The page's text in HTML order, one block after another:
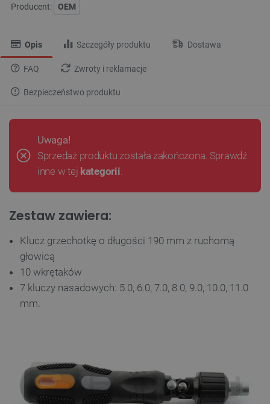
Producent: OEM
Opis Szczegóły produktu Dostawa
FAQ Zwroty i reklamacje
Bezpieczeństwo produktu
Uwaga!
Sprzedaż produktu została zakończona. Sprawdź
inne w tej kategorii.
Zestaw zawiera:
Klucz grzechotkę o długości 190 mm z ruchomą
głowicą
10 wkrętaków
7 kluczy nasadowych: 5.0, 6.0, 7.0, 8.0, 9.0, 10.0, 11.0
mm.